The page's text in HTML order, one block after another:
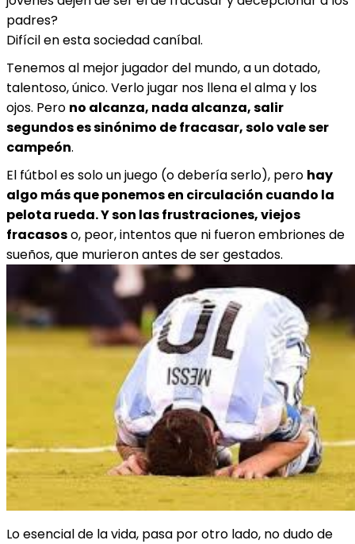
padres?
Difícil en esta sociedad caníbal.
Tenemos al mejor jugador del mundo, a un dotado,
talentoso, único. Verlo jugar nos llena el alma y los
ojos. Pero no alcanza, nada alcanza, salir
segundos es sinónimo de fracasar, solo vale ser
campeón.
El fútbol es solo un juego (o debería serlo), pero hay
algo más que ponemos en circulación cuando la
pelota rueda. Y son las frustraciones, viejos
fracasoso, peor, intentos que ni fueron embriones de
sueños, que murieron antes de ser gestados.
Lo esencial de la vida, pasa por otro lado, no dudo de